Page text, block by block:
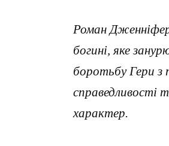
Роман Дженніфер
богині, яке
боротьбу Гери з
справедливості
характер.